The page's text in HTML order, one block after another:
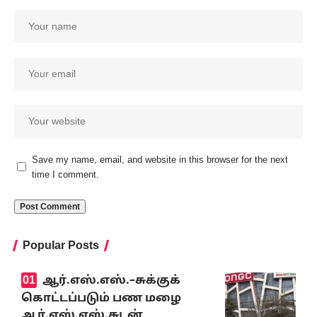
Save my name, email, and website in this browser for the next
time I comment.
Popular Posts
ஆர்.எஸ்.எஸ்.–சுக்குக்
கொட்டப்படும் பண மழை